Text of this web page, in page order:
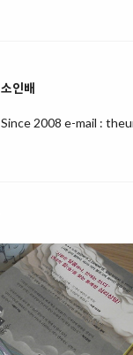
소인배
Since 2008 e-mail :